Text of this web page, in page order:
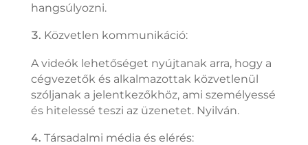
hangsúlyozni.
Közvetlen kommunikáció:
A videók lehetőséget nyújtanak arra, hogy a
cégvezetők és alkalmazottak közvetlenül
szóljanak a jelentkezőkhöz, ami személyessé
és hitelessé teszi az üzenetet. Nyilván.
Társadalmi média és elérés: